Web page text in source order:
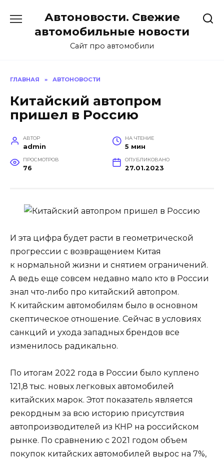
содержанию
Автоновости. Свежие
автомобильные новости
Сайт про автомобили
ГЛАВНАЯ » АВТОНОВОСТИ
Китайский автопром
пришел в Россию
АВТОР
admin
НА ЧТЕНИЕ
5 мин
ПРОСМОТРОВ
76
ОПУБЛИКОВАНО
27.01.2023
И эта цифра будет расти в геометрической
прогрессии с возвращением Китая
к нормальной жизни и снятием ограничений.
А ведь еще совсем недавно мало кто в России
знал что-либо про китайский автопром.
К китайским автомобилям было в основном
скептическое отношение. Сейчас в условиях
санкций и ухода западных брендов все
изменилось радикально.
По итогам 2022 года в России было куплено
121,8 тыс. новых легковых автомобилей
китайских марок. Этот показатель является
рекордным за всю историю присутствия
автопроизводителей из КНР на российском
рынке. По сравнению с 2021 годом объем
покупок китайских автомобилей вырос на 7%,